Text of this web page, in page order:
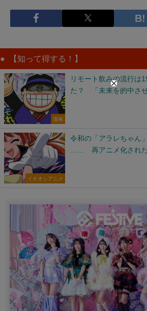
【知って得する！】
漫画
リモート飲みの流行は
た？ 「未来を的中さ
イチオシアニメ
令和の「アラレちゃん
…… 再アニメ化された